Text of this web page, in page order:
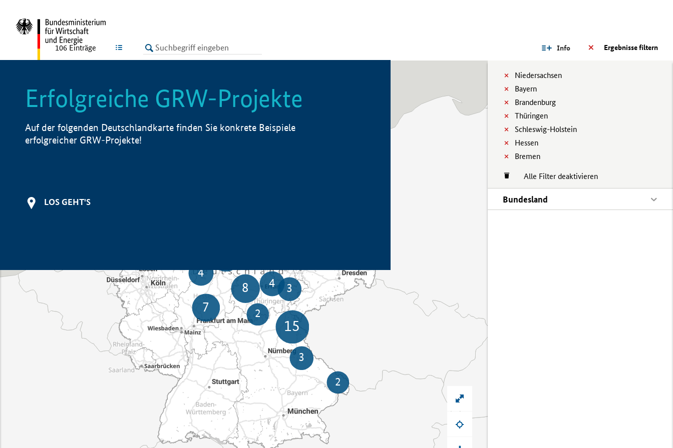
LISTE Ergebnisse filtern
Info
Niedersachsen
Bayern
Brandenburg
Thüringen
Schleswig-Holstein
Hessen
Bremen
Alle Filter deaktivieren
Bundesland
106 Einträge
Erfolgreiche GRW-Projekte
Auf der folgenden Deutschlandkarte finden Sie konkrete Beispiele
erfolgreicher GRW-Projekte!
LOS GEHT'S